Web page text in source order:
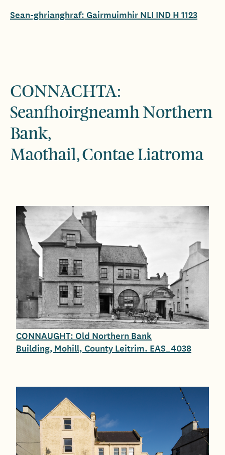
Sean-ghrianghraf: Gairmuimhir NLI IND H 1123
CONNACHTA:
Seanfhoirgneamh Northern
Bank,
Maothail, Contae Liatroma
CONNAUGHT: Old Northern Bank
Building, Mohill, County Leitrim. EAS_4038